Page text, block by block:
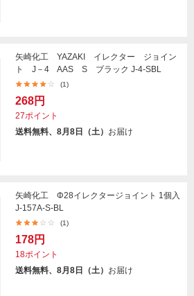
矢崎化工 YAZAKI イレクター ジョイン
ト J－4 AAS S ブラック J-4-SBL
(1)
268円
27ポイント
送料無料、8月8日（土） お届け
矢崎化工 Φ28イレクタージョイント 1個入
J-157A-S-BL
(1)
178円
18ポイント
送料無料、8月8日（土） お届け